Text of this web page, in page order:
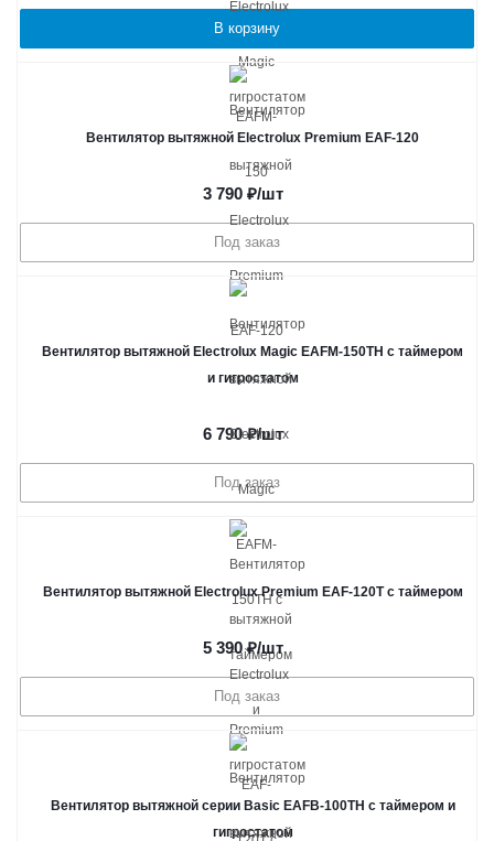
В корзину
Вентилятор вытяжной Electrolux Premium EAF-120
3 790 ₽/шт
Под заказ
Вентилятор вытяжной Electrolux Magic EAFM-150TH с таймером
и гигростатом
6 790₽/шт
Под заказ
Вентилятор вытяжной Electrolux Premium EAF-120T с таймером
5 390₽/шт
Под заказ
Вентилятор вытяжной серии Basic EAFB-100TH с таймером и
гигростатом